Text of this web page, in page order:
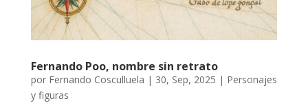
Fernando Poo, nombre sin retrato
por Fernando Cosculluela | 30, Sep, 2025 | Personajes
y figuras